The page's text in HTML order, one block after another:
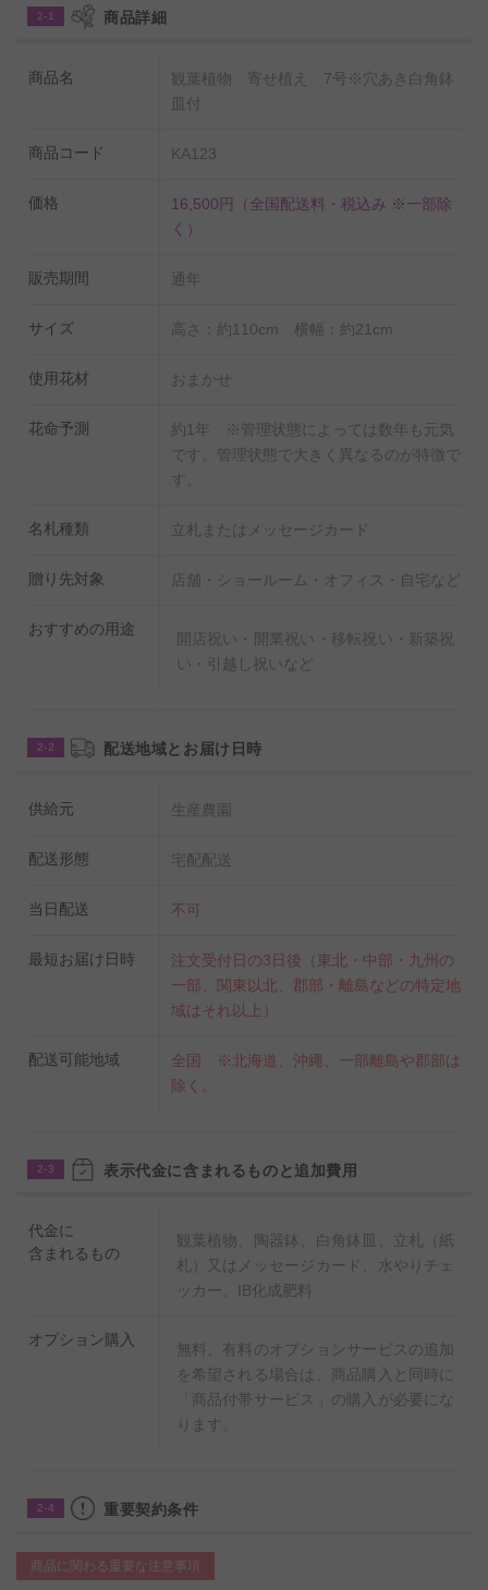
◆厳選した生産農家よりお届け致します。
■ご注意■
現在、こちらの商品に使用しております陶器鉢は下記写真の
＜サイズ＞・上外径 22cm【21cm】・上内径
15cm【13.5cm】
※【 】内の数値は従来の鉢のサイズとなります。
◆水やりチェッカーを無料でプレゼント！
いつも適当に水をやっているけど本当に大丈夫？という不安
タイミングが一目でわかる水やりチェッカー「sustee」を同
使い方は鉢に挿すだけ。お届け先様にお手間はお掛けいたし
◆置くだけ簡単！肥料を無料でプレゼント！
生産農家でも使われているIB化成肥料をお付けいたします。
いません。
2-1 商品詳細
商品名
観葉植物 寄せ植え 7号※穴あき白角鉢
皿付
商品コード KA123
価格 16,500円
（全国配送料・税込み ※一部除
く）
販売期間 通年
サイズ 高さ：約110cm 横幅：約21cm
使用花材 おまかせ
花命予測
約1年 ※管理状態によっては数年も元気
です。管理状態で大きく異なるのが特徴で
す。
名札種類 立札またはメッセージカード
贈り先対象 店舗・ショールーム・オフィス・自宅など
おすすめの用途
開店祝い・開業祝い・移転祝い・新築祝
い・引越し祝いなど
2-2 配送地域とお届け日時
供給元 生産農園
配送形態 宅配配送
当日配送 不可
最短お届け日時
注文受付日の3日後（東北・中部・九州の
一部、関東以北、郡部・離島などの特定地
域はそれ以上）
配送可能地域
全国 ※北海道、沖縄、一部離島や郡部は
除く。
2-3 表示代金に含まれるものと追加費用
代金に
含まれるもの
観葉植物、陶器鉢、白角鉢皿、立札（紙
札）又はメッセージカード、水やりチェ
ッカー、IB化成肥料
オプション購入
無料、有料のオプションサービスの追加
を希望される場合は、商品購入と同時に
「商品付帯サービス」の購入が必要にな
ります。
2-4 重要契約条件
商品に関わる重要な注意事項